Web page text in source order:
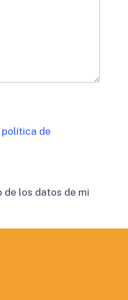
política de
los datos de mi